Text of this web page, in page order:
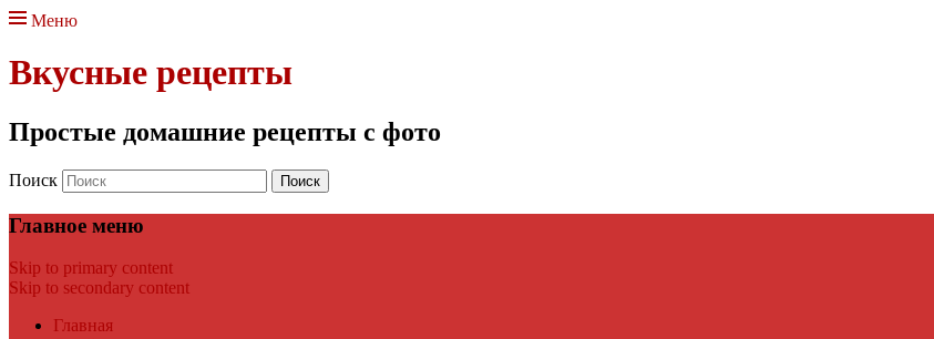
Меню
Вкусные рецепты
Простые домашние рецепты с фото
Поиск
Главное меню
Skip to primary content
Skip to secondary content
Главная